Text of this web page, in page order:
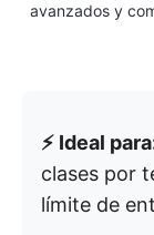
avanzados y
⚡️ Ideal
clases por
límite de